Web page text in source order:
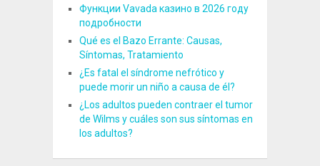
Функции Vavada казино в 2026 году
подробности
Qué es el Bazo Errante: Causas,
Síntomas, Tratamiento
¿Es fatal el síndrome nefrótico y
puede morir un niño a causa de él?
¿Los adultos pueden contraer el tumor
de Wilms y cuáles son sus síntomas en
los adultos?